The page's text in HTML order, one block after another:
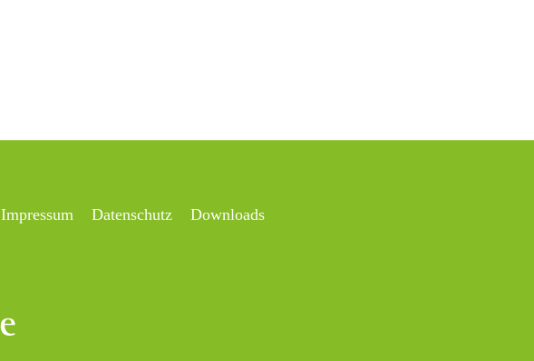
Impressum Datenschutz Downloads